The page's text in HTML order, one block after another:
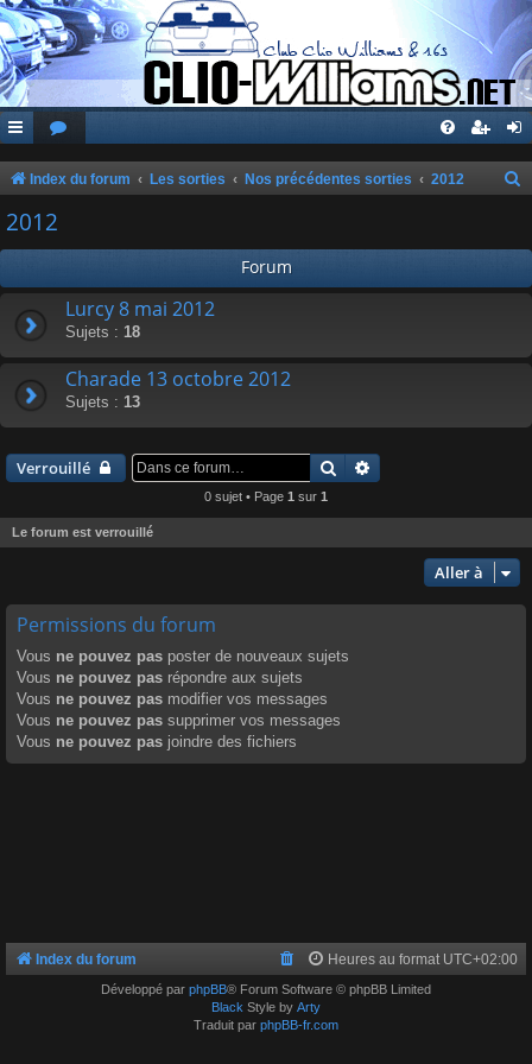
Index du forum Les sorties Nos précédentes sorties 2012
e
2012
Forum
Lurcy 8 mai 2012
Sujets : 18
Charade 13 octobre 2012
Sujets : 13
Verrouillé Rechercher
0 sujet • Page 1 sur 1
Le forum est verrouillé
Aller à
Permissions du forum
Vous ne pouvez pas poster de nouveaux sujets
Vous ne pouvez pas répondre aux sujets
Vous ne pouvez pas modifier vos messages
Vous ne pouvez pas supprimer vos messages
Vous ne pouvez pas joindre des fichiers
Index du forum Heures au format UTC+02:00
Développé par phpBB® Forum Software © phpBB Limited
Black Style by Arty
Traduit par phpBB-fr.com